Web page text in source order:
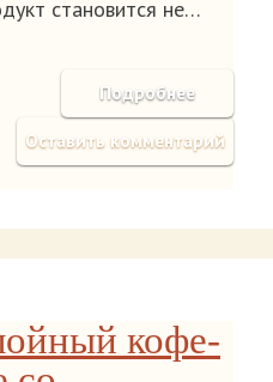
становится не…
Подробнее
Оставить комментарий
кофе-